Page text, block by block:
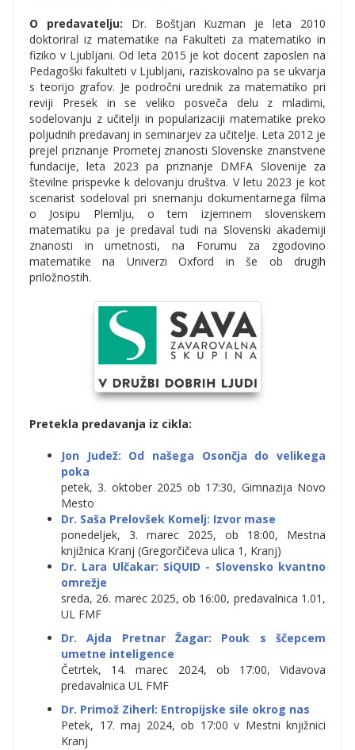
O predavatelju: Dr. Boštjan Kuzman je leta 2010
doktoriral iz matematike na Fakulteti za matematiko in
fiziko v Ljubljani. Od leta 2015 je kot docent zaposlen na
Pedagoški fakulteti v Ljubljani, raziskovalno pa se ukvarja
s teorijo grafov. Je področni urednik za matematiko pri
reviji Presek in se veliko posveča delu z mladimi,
sodelovanju z učitelji in popularizaciji matematike preko
poljudnih predavanj in seminarjev za učitelje. Leta 2012 je
prejel priznanje Prometej znanosti Slovenske znanstvene
fundacije, leta 2023 pa priznanje DMFA Slovenije za
številne prispevke k delovanju društva. V letu 2023 je kot
scenarist sodeloval pri snemanju dokumentarnega filma
o Josipu Plemlju, o tem izjemnem slovenskem
matematiku pa je predaval tudi na Slovenski akademiji
znanosti in umetnosti, na Forumu za zgodovino
matematike na Univerzi Oxford in še ob drugih
priložnostih.
Pretekla predavanja iz cikla:
Jon Judež: Od našega Osončja do velikega
poka
petek, 3. oktober 2025 ob 17:30, Gimnazija Novo
Mesto
Dr. Saša Prelovšek Komelj: Izvor mase
ponedeljek, 3. marec 2025, ob 18:00, Mestna
knjižnica Kranj (Gregorčičeva ulica 1, Kranj)
Dr. Lara Ulčakar: SiQUID - Slovensko kvantno
omrežje
sreda, 26. marec 2025, ob 16:00, predavalnica 1.01,
UL FMF
Dr. Ajda Pretnar Žagar: Pouk s ščepcem
umetne inteligence
Četrtek, 14. marec 2024, ob 17:00, Vidavova
predavalnica UL FMF
Dr. Primož Ziherl: Entropijske sile okrog nas
Petek, 17. maj 2024, ob 17:00 v Mestni knjižnici
Kranj